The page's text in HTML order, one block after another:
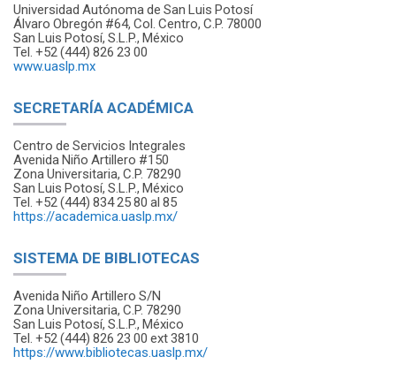
Universidad Autónoma de San Luis Potosí
Álvaro Obregón #64, Col. Centro, C.P. 78000
San Luis Potosí, S.L.P., México
Tel. +52 (444) 826 23 00
www.uaslp.mx
SECRETARÍA ACADÉMICA
Centro de Servicios Integrales
Avenida Niño Artillero #150
Zona Universitaria, C.P. 78290
San Luis Potosí, S.L.P., México
Tel. +52 (444) 834 25 80 al 85
https://academica.uaslp.mx/
SISTEMA DE BIBLIOTECAS
Avenida Niño Artillero S/N
Zona Universitaria, C.P. 78290
San Luis Potosí, S.L.P., México
Tel. +52 (444) 826 23 00 ext 3810
https://www.bibliotecas.uaslp.mx/